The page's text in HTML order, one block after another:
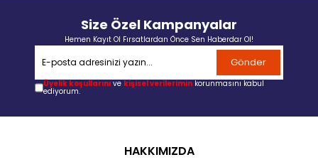
Size Özel Kampanyalar
Hemen Kayıt Ol Fırsatlardan Önce Sen Haberdar Ol!
Gönder
Üyelik koşullarını ve kişisel verilerimin korunmasını kabul
ediyorum.
HAKKIMIZDA